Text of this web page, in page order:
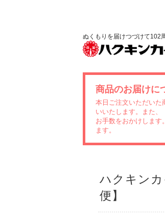
ぬくもりを届けつづけて102
商品のお届けに
本日ご注文いただいた
いいたします。また
お手数をおかけしま
ます。
ハクキン
便】